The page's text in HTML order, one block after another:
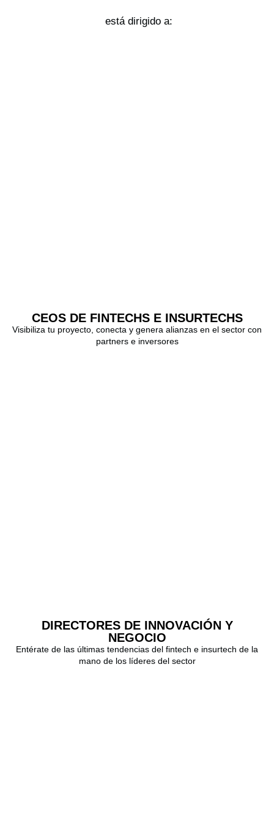
está dirigido a:
CEOS DE FINTECHS E INSURTECHS
Visibiliza tu proyecto, conecta y genera alianzas en el sector con
partners e inversores
DIRECTORES DE INNOVACIÓN Y
NEGOCIO
Entérate de las últimas tendencias del fintech e insurtech de la
mano de los líderes del sector